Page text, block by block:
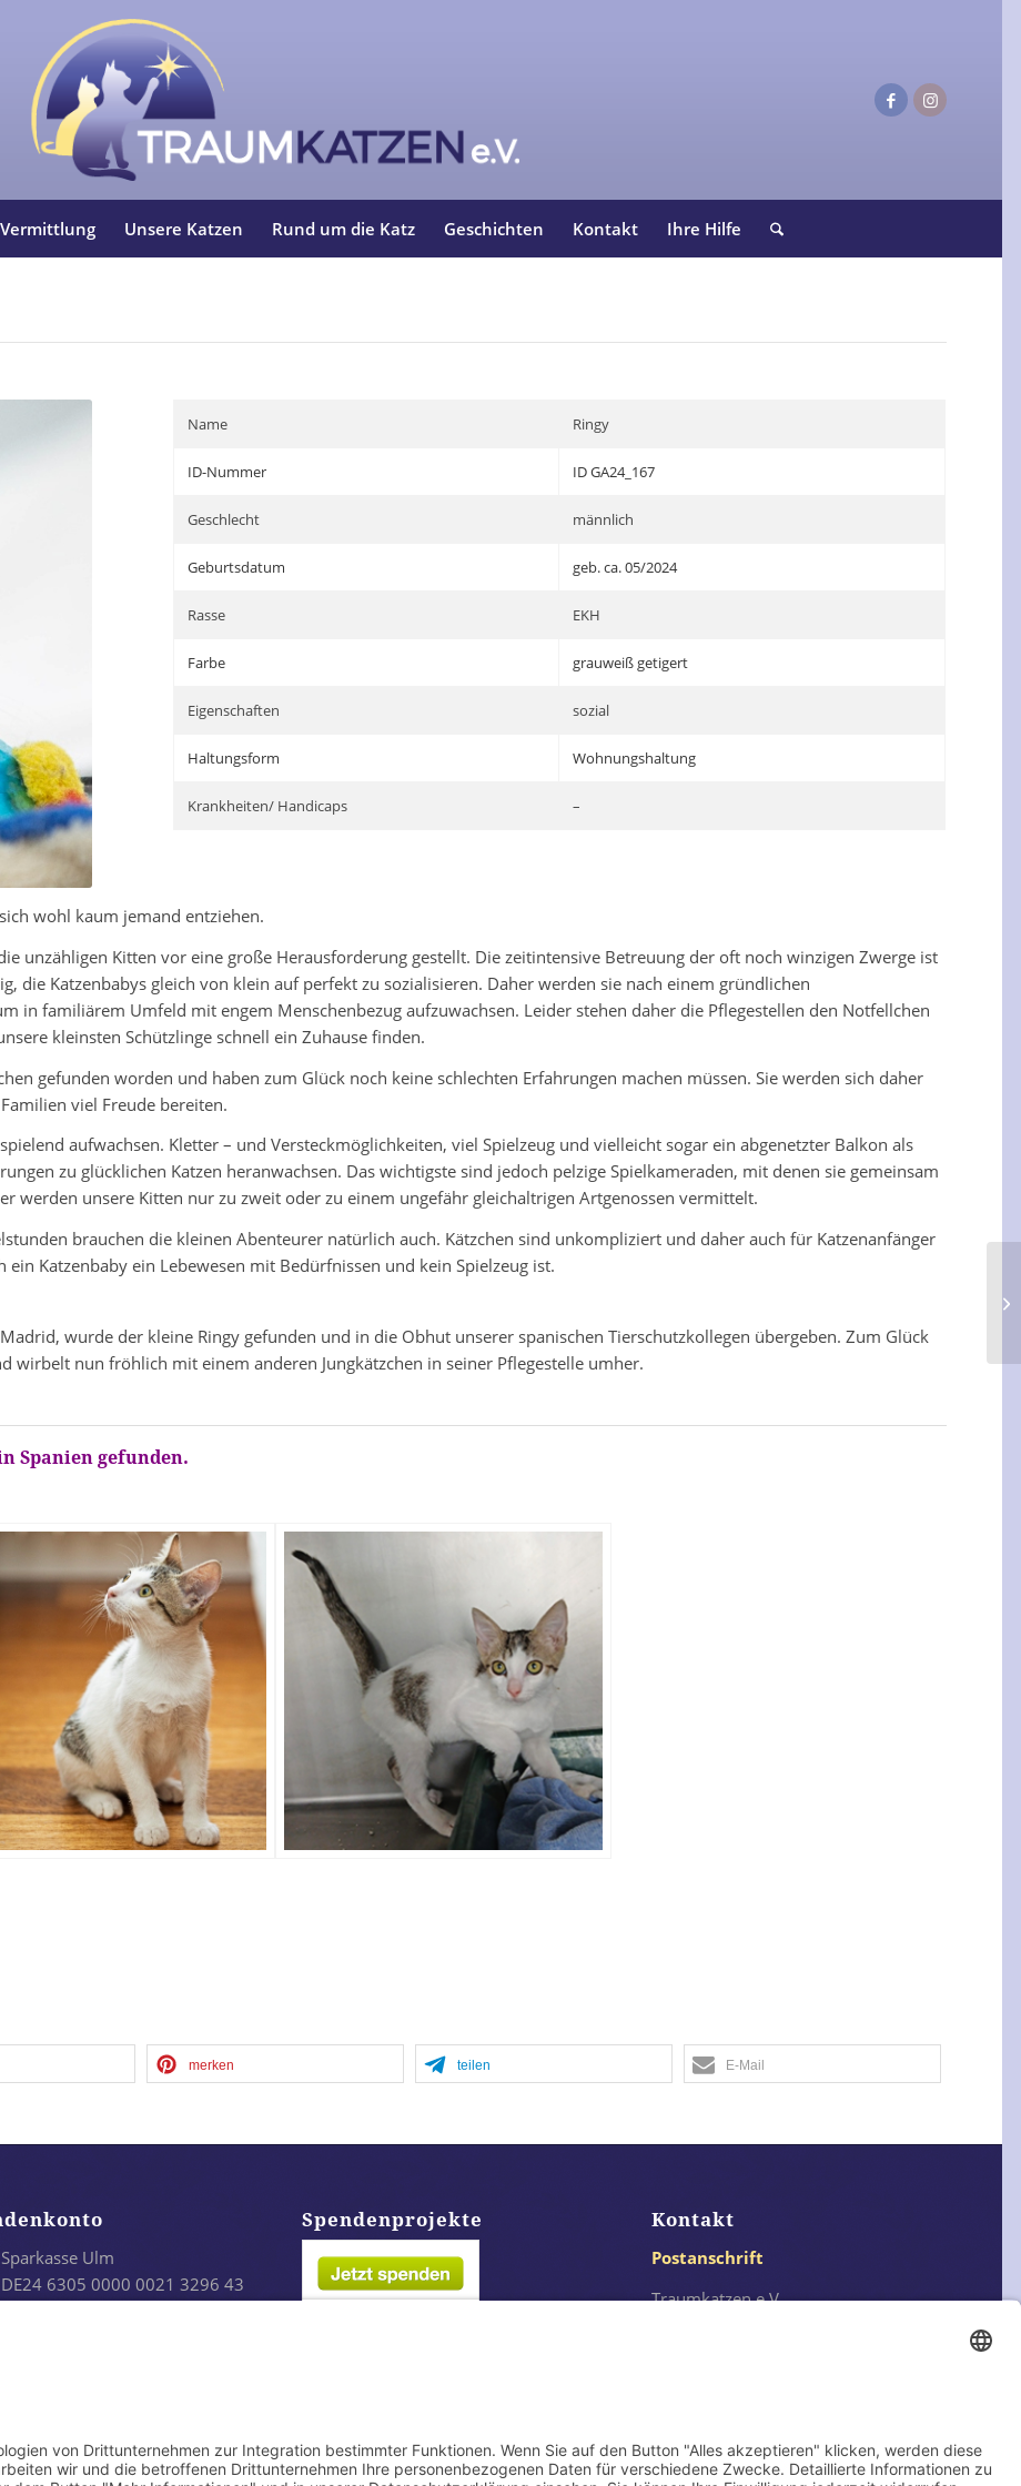
Vermittlung Unsere Katzen Rund um die Katz Geschichten Kontakt Ihre Hilfe
Name Ringy
ID-Nummer ID GA24_167
Geschlecht männlich
Geburtsdatum geb. ca. 05/2024
Rasse EKH
Farbe grauweiß getigert
Eigenschaften sozial
Haltungsform Wohnungshaltung
Krankheiten/ Handicaps –
wohl kaum jemand entziehen.
unzähligen Kitten vor eine große Herausforderung gestellt. Die zeitintensive Betreuung der oft noch winzigen Zwerge ist
die Katzenbabys gleich von klein auf perfekt zu sozialisieren. Daher werden sie nach einem gründlichen
in familiärem Umfeld mit engem Menschenbezug aufzuwachsen. Leider stehen daher die Pflegestellen den Notfellchen
kleinsten Schützlinge schnell ein Zuhause finden.
gefunden worden und haben zum Glück noch keine schlechten Erfahrungen machen müssen. Sie werden sich daher
viel Freude bereiten.
aufwachsen. Kletter – und Versteckmöglichkeiten, viel Spielzeug und vielleicht sogar ein abgenetzter Balkon als
zu glücklichen Katzen heranwachsen. Das wichtigste sind jedoch pelzige Spielkameraden, mit denen sie gemeinsam
werden unsere Kitten nur zu zweit oder zu einem ungefähr gleichaltrigen Artgenossen vermittelt.
brauchen die kleinen Abenteurer natürlich auch. Kätzchen sind unkompliziert und daher auch für Katzenanfänger
Katzenbaby ein Lebewesen mit Bedürfnissen und kein Spielzeug ist.
wurde der kleine Ringy gefunden und in die Obhut unserer spanischen Tierschutzkollegen übergeben. Zum Glück
wirbelt nun fröhlich mit einem anderen Jungkätzchen in seiner Pflegestelle umher.
Spanien gefunden.
merken teilen E-Mail
Ulm
6305 0000 0021 3296 43
Spendenprojekte Kontakt
Postanschrift
Traumkatzen e.V.